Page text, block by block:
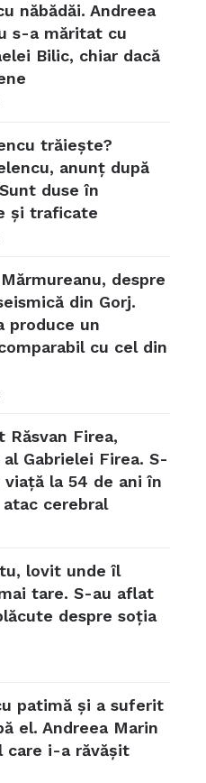
năbădăi. Andreea
s-a măritat cu
Bilic, chiar dacă
trăiește?
anunț după
duse în
și traficate
despre
din Gorj.
produce un
cu cel din
Răsvan Firea,
Gabrielei Firea. S-
viață la 54 de ani în
cerebral
lovit unde îl
tare. S-au aflat
despre soția
patimă și a suferit
el. Andreea Marin
care i-a răvășit